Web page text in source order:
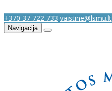
+370 37 722 733 vaistine@lsmu.lt
Navigacija